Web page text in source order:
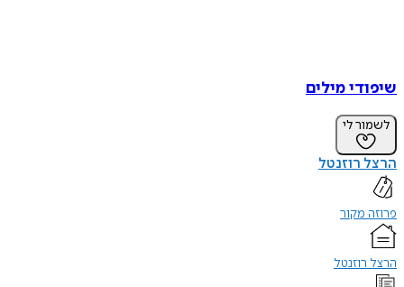
שיפודי מילים
לשמור לי
הרצל רוזנטל
פרוזה מקור
הרצל רוזנטל